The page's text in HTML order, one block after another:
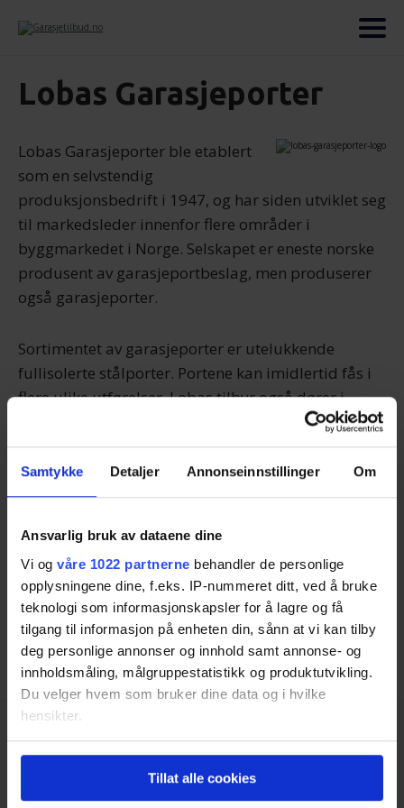
Samtykke Detaljer Annonseinnstillinger Om
Ansvarlig bruk av dataene dine
Vi og våre 1022 partnerne behandler de personlige
opplysningene dine, f.eks. IP-nummeret ditt, ved å bruke
teknologi som informasjonskapsler for å lagre og få
tilgang til informasjon på enheten din, sånn at vi kan tilby
deg personlige annonser og innhold samt annonse- og
innholdsmåling, målgruppestatistikk og produktutvikling.
Du velger hvem som bruker dine data og i hvilke
hensikter.
Hvis du gir oss lov, vil vi også gjerne:
Innhente informasjon om den geografiske
Tillat alle cookies
Lobas Garasjeporter
Lobas Garasjeporter ble etablert
som en selvstendig
produksjonsbedrift i 1947, og har siden utviklet seg
til markedsleder innenfor flere områder i
byggmarkedet i Norge. Selskapet er eneste norske
produsent av garasjeportbeslag, men produserer
også garasjeporter.
Sortimentet av garasjeporter er utelukkende
fullisolerte stålporter. Portene kan imidlertid fås i
flere ulike utførelser. Lobas tilbyr også dører i
samme utførelse som garasjeportene slik at man
kan få et ryddig, gjennomført og elegant uttrykk.
Adresse:Hovdavegen 18, 5282, Lonevåg
Telefon:56 19 31 00
E-post:lobas@lobas.no
Nettside: https://www.lobasgarasjeporter.no